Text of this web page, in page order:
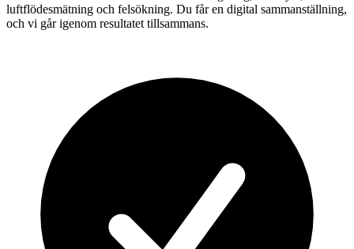
luftflödesmätning och felsökning. Du får en digital sammanställning,
och vi går igenom resultatet tillsammans.